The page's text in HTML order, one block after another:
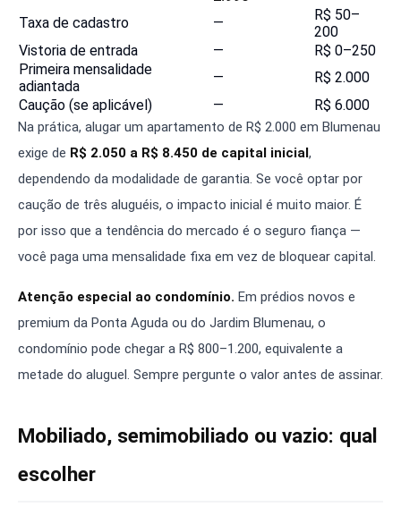
Taxa de cadastro
—
R$ 50–
200
Vistoria de entrada
—
R$ 0–250
Primeira mensalidade
adiantada
—
R$ 2.000
Caução (se aplicável)
— R$ 6.000
Na prática, alugar um apartamento de R$ 2.000 em Blumenau
exige de R$ 2.050 a R$ 8.450 de capital inicial,
dependendo da modalidade de garantia. Se você optar por
caução de três aluguéis, o impacto inicial é muito maior. É
por isso que a tendência do mercado é o seguro fiança —
você paga uma mensalidade fixa em vez de bloquear capital.
Atenção especial ao condomínio. Em prédios novos e
premium da Ponta Aguda ou do Jardim Blumenau, o
condomínio pode chegar a R$ 800–1.200, equivalente a
metade do aluguel. Sempre pergunte o valor antes de assinar.
Mobiliado, semimobiliado ou vazio: qual
escolher